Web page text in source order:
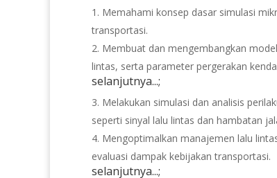
Memahami konsep dasar simulasi
transportasi.
Membuat dan mengembangkan
lintas, serta parameter pergerakan
selanjutnya...;
Melakukan simulasi dan analisis
seperti sinyal lalu lintas dan hambatan
Mengoptimalkan manajemen lalu
evaluasi dampak kebijakan transportasi.
selanjutnya...;